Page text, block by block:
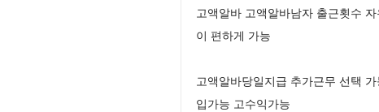
고액알바 고액알바남자 출근횟수
이 편하게 가능
고액알바당일지급 추가근무 선택
입가능 고수익가능